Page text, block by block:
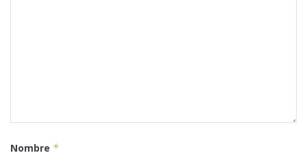
Nombre *